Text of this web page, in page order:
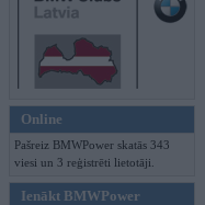
Online
Pašreiz BMWPower skatās 343
viesi un 3 reģistrēti lietotāji.
Ienākt BMWPower